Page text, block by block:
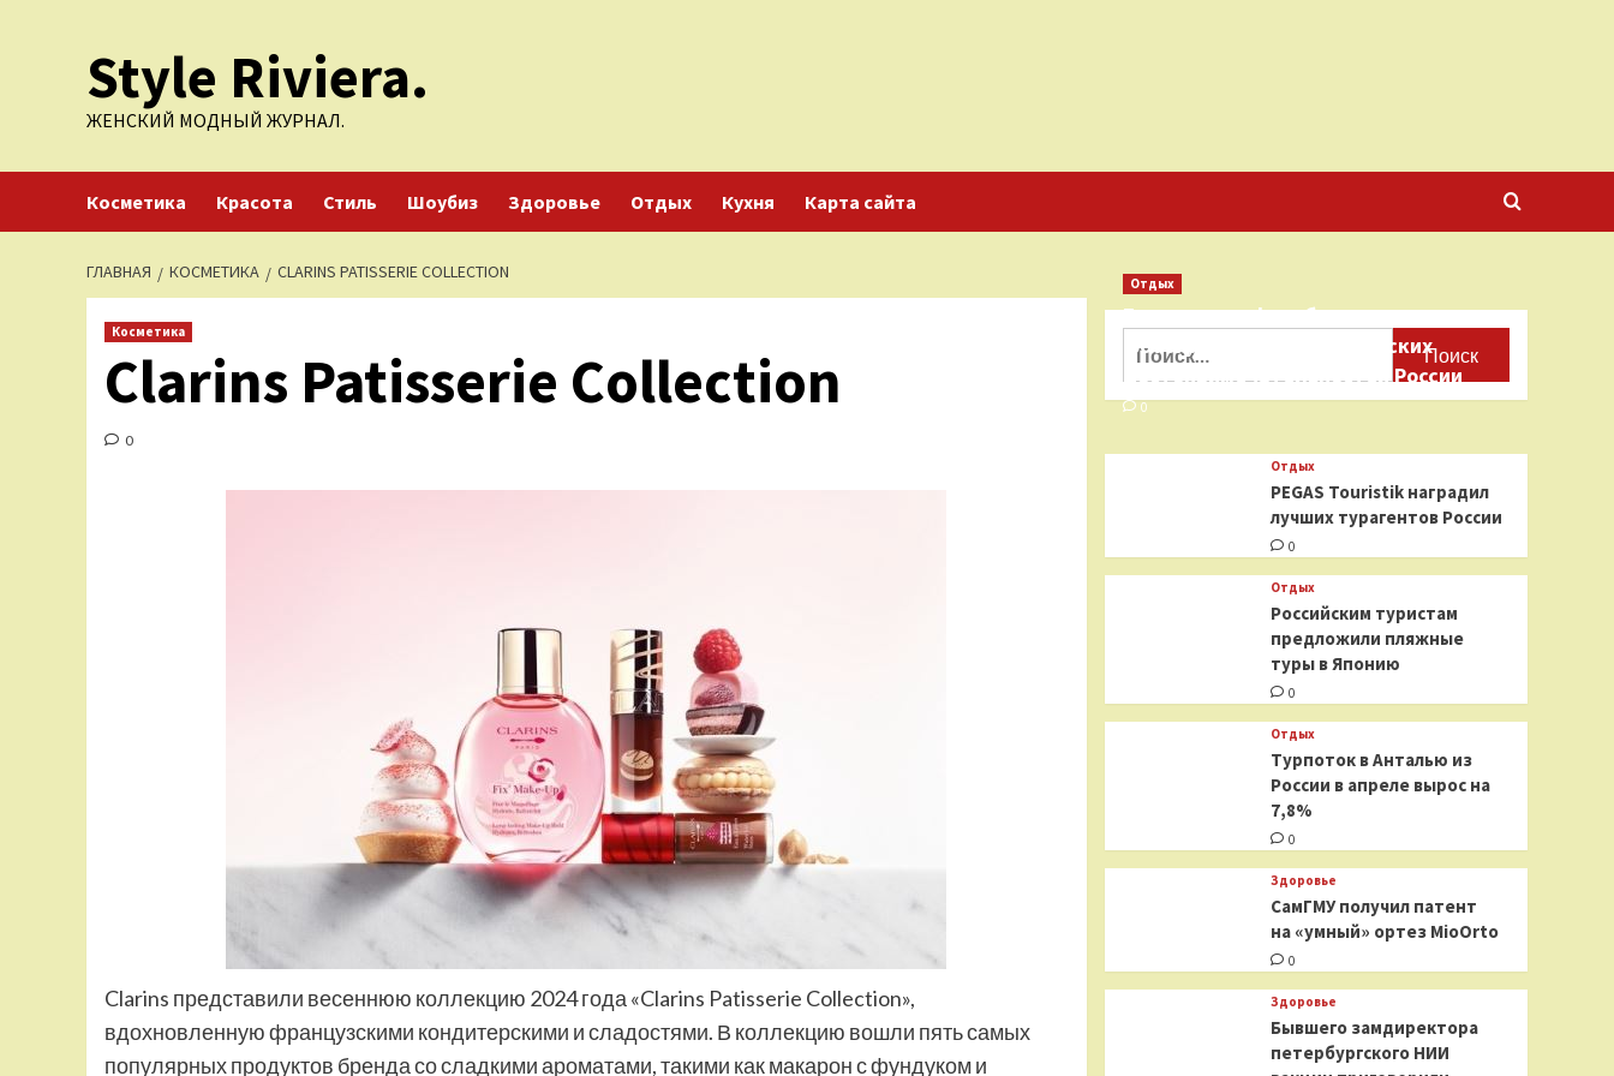
содержимомуStyle Riviera.
ЖЕНСКИЙ МОДНЫЙ ЖУРНАЛ.
Косметика Красота Стиль Шоубиз Здоровье Отдых Кухня Карта сайта
ГЛАВНАЯ КОСМЕТИКА CLARINS PATISSERIE COLLECTION
Косметика
Clarins Patisserie Collection
0
Clarins представили весеннюю коллекцию 2024 года «Clarins Patisserie Collection»,
вдохновленную французскими кондитерскими и сладостями. В коллекцию вошли пять самых
популярных продуктов бренда со сладкими ароматами, такими как макарон с фундуком и
Отдых
Бесплатные фотобанки с
фотографиями туристических
достопримечательностей России
0
Отдых
PEGAS Touristik наградил
лучших турагентов России
0
Отдых
Российским туристам
предложили пляжные
туры в Японию
0
Отдых
Турпоток в Анталью из
России в апреле вырос на
7,8%
0
Здоровье
СамГМУ получил патент
на «умный» ортез MioOrto
0
Здоровье
Бывшего замдиректора
петербургского НИИ